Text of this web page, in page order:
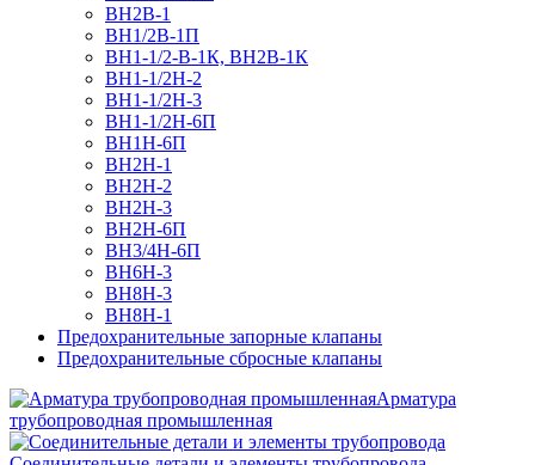
ВН2В-1
ВН1/2В-1П
ВН1-1/2-В-1К, ВН2В-1К
ВН1-1/2Н-2
ВН1-1/2Н-3
ВН1-1/2Н-6П
ВН1Н-6П
ВН2Н-1
ВН2Н-2
ВН2Н-3
ВН2Н-6П
ВН3/4Н-6П
ВН6Н-3
ВН8H-3
ВН8Н-1
Предохранительные запорные клапаны
Предохранительные сбросные клапаны
Арматура
трубопроводная промышленная